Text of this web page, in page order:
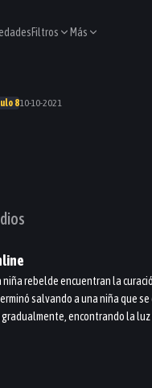
Filtros Más
810-10-2021
rebelde encuentran la
salvando a una niña que
encontrando la